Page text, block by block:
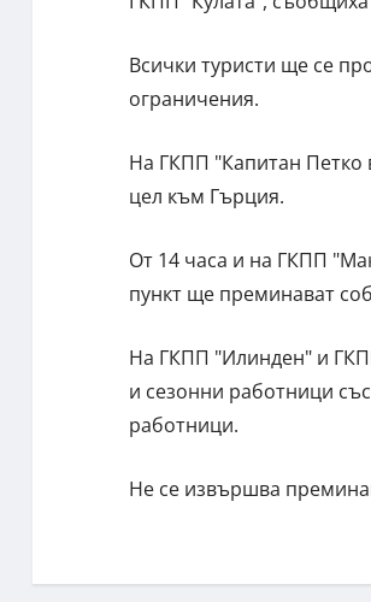
Всички туристи ще се
ограничения.
На ГКПП "Капитан Петко
цел към Гърция.
От 14 часа и на ГКПП
пункт ще преминават
На ГКПП "Илинден" и
и сезонни работници
работници.
Не се извършва